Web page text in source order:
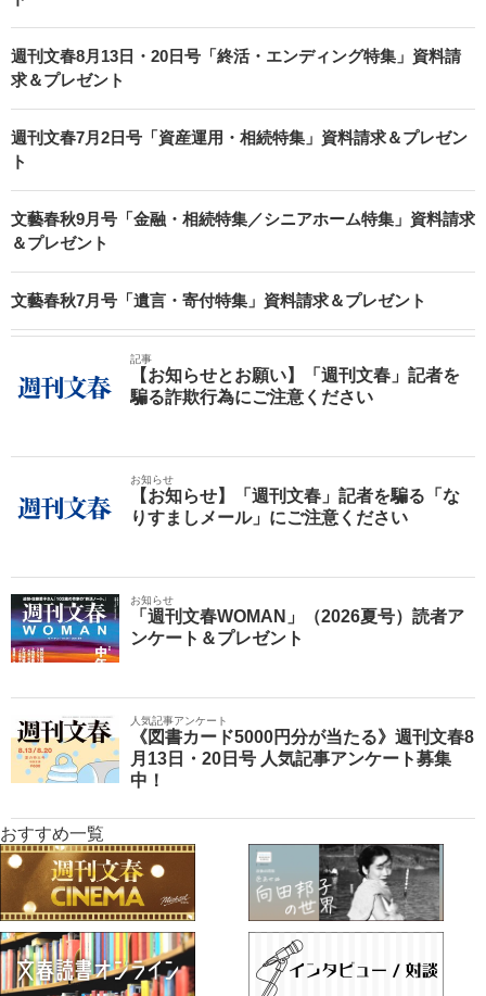
週刊文春8月13日・20日号「終活・エンディング特集」資料請
求＆プレゼント
週刊文春7月2日号「資産運用・相続特集」資料請求＆プレゼン
ト
文藝春秋9月号「金融・相続特集／シニアホーム特集」資料請求
＆プレゼント
文藝春秋7月号「遺言・寄付特集」資料請求＆プレゼント
記事
【お知らせとお願い】「週刊文春」記者を
騙る詐欺行為にご注意ください
お知らせ
【お知らせ】「週刊文春」記者を騙る「な
りすましメール」にご注意ください
お知らせ
「週刊文春WOMAN」（2026夏号）読者ア
ンケート＆プレゼント
人気記事アンケート
《図書カード5000円分が当たる》週刊文春8
月13日・20日号 人気記事アンケート募集
中！
おすすめ一覧